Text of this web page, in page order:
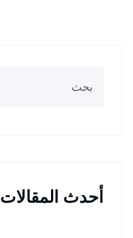
أحدث المقالات